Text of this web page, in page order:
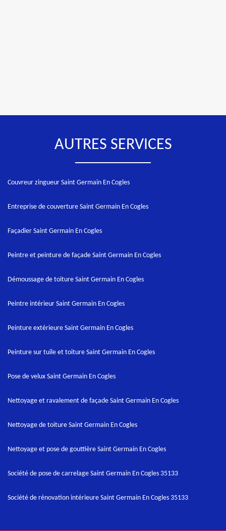
AUTRES SERVICES
Couvreur zingueur Saint Germain En Cogles
Entreprise de couverture Saint Germain En Cogles
Façadier Saint Germain En Cogles
Peintre et peinture de façade Saint Germain En Cogles
Démoussage de toiture Saint Germain En Cogles
Peintre intérieur Saint Germain En Cogles
Peinture extérieure Saint Germain En Cogles
Peinture sur tuile et toiture Saint Germain En Cogles
Pose de velux Saint Germain En Cogles
Nettoyage et ravalement de façade Saint Germain En Cogles
Nettoyage de toiture Saint Germain En Cogles
Nettoyage et pose de gouttière Saint Germain En Cogles
Société de pose de carrelage Saint Germain En Cogles 35133
Société de rénovation intérieure Saint Germain En Cogles 35133